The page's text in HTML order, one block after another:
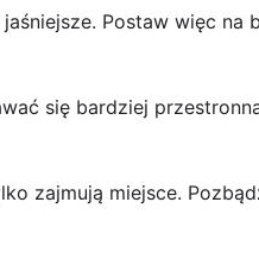
Postaw więc na
się bardziej
zajmują miejsce.